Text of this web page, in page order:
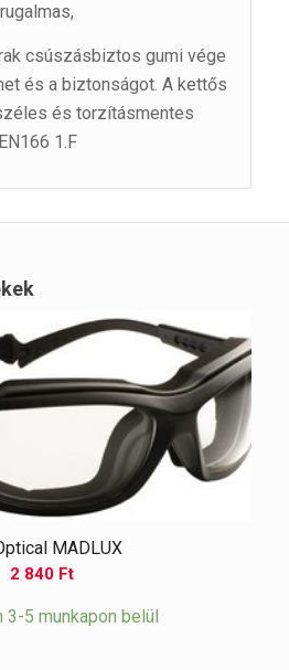
csúszásbiztos gumi vége
és a biztonságot. A kettős
és torzításmentes
1.F
MADLUX
2 840 Ft
3-5 munkapon belül